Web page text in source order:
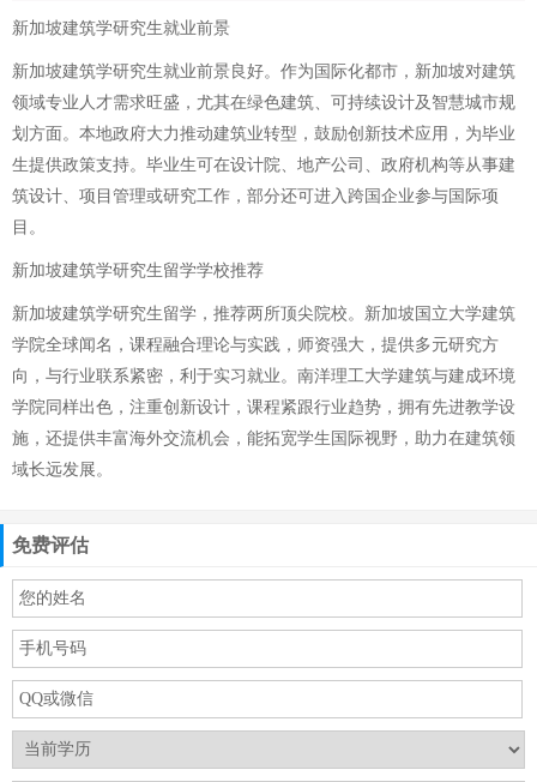
新加坡建筑学研究生就业前景
新加坡建筑学研究生就业前景良好。作为国际化都市，新加坡对建筑
领域专业人才需求旺盛，尤其在绿色建筑、可持续设计及智慧城市规
划方面。本地政府大力推动建筑业转型，鼓励创新技术应用，为毕业
生提供政策支持。毕业生可在设计院、地产公司、政府机构等从事建
筑设计、项目管理或研究工作，部分还可进入跨国企业参与国际项
目。
新加坡建筑学研究生留学学校推荐
新加坡建筑学研究生留学，推荐两所顶尖院校。新加坡国立大学建筑
学院全球闻名，课程融合理论与实践，师资强大，提供多元研究方
向，与行业联系紧密，利于实习就业。南洋理工大学建筑与建成环境
学院同样出色，注重创新设计，课程紧跟行业趋势，拥有先进教学设
施，还提供丰富海外交流机会，能拓宽学生国际视野，助力在建筑领
域长远发展。
免费评估